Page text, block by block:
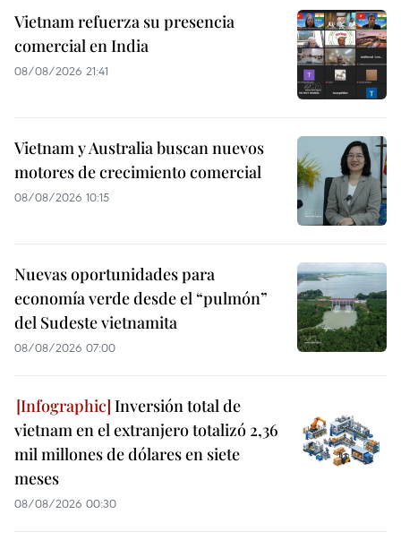
Vietnam refuerza su presencia
comercial en India
08/08/2026 21:41
Vietnam y Australia buscan nuevos
motores de crecimiento comercial
08/08/2026 10:15
Nuevas oportunidades para
economía verde desde el “pulmón”
del Sudeste vietnamita
08/08/2026 07:00
Inversión total de
vietnam en el extranjero totalizó 2,36
mil millones de dólares en siete
meses
08/08/2026 00:30